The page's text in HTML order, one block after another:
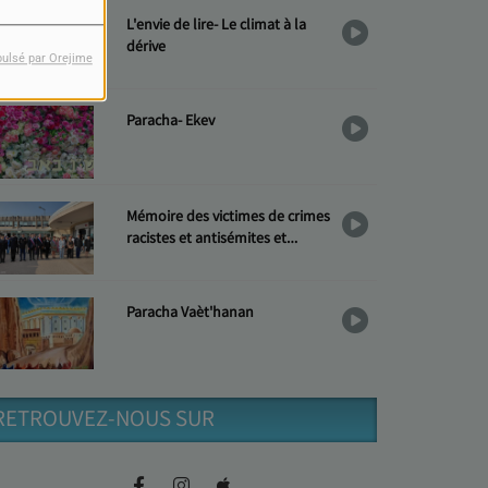
par Orejime
L'envie de lire- Le climat à la
dérive
Paracha- Ekev
Mémoire des victimes de crimes
racistes et antisémites et
Paracha Vaèt'hanan
NOUS SUR